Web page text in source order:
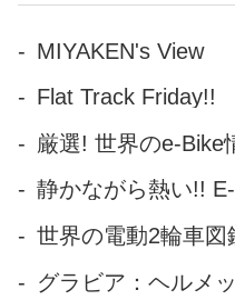
MIYAKEN's View
Flat Track Friday!!
厳選! 世界のe-Bike
静かながら熱い!!
世界の電動2輪車図
グラビア：ヘルメ